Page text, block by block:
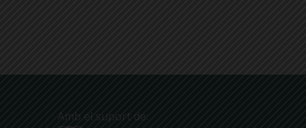
Amb el suport de: